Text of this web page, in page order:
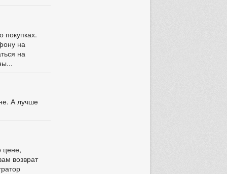
покупках.
на
на
А лучше
цене,
возврат